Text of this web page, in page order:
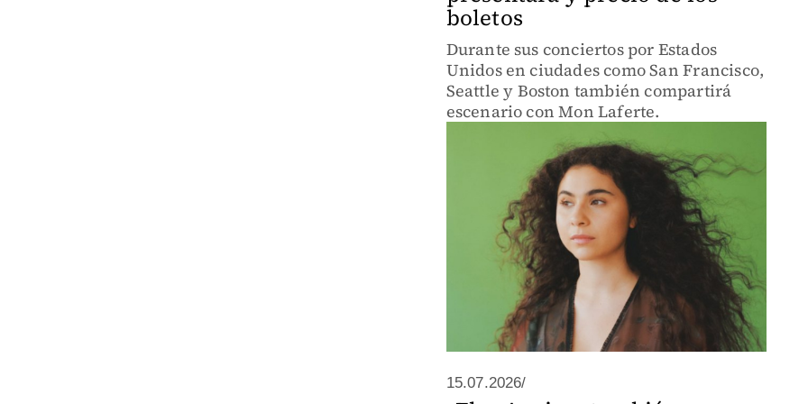
boletos
Durante sus conciertos por Estados
Unidos en ciudades como San Francisco,
Seattle y Boston también compartirá
escenario con Mon Laferte.
15.07.2026/